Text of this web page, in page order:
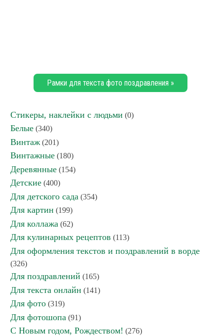
Рамки для текста фото поздравления »
Стикеры, наклейки с людьми (0)
Белые (340)
Винтаж (201)
Винтажные (180)
Деревянные (154)
Детские (400)
Для детского сада (354)
Для картин (199)
Для коллажа (62)
Для кулинарных рецептов (113)
Для оформления текстов и поздравлений в ворде
(326)
Для поздравлений (165)
Для текста онлайн (141)
Для фото (319)
Для фотошопа (91)
С Новым годом, Рождеством! (276)